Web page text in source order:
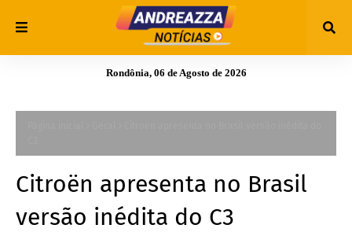
Rondônia, 06 de Agosto de 2026
Citroën apresenta no Brasil
versão inédita do C3